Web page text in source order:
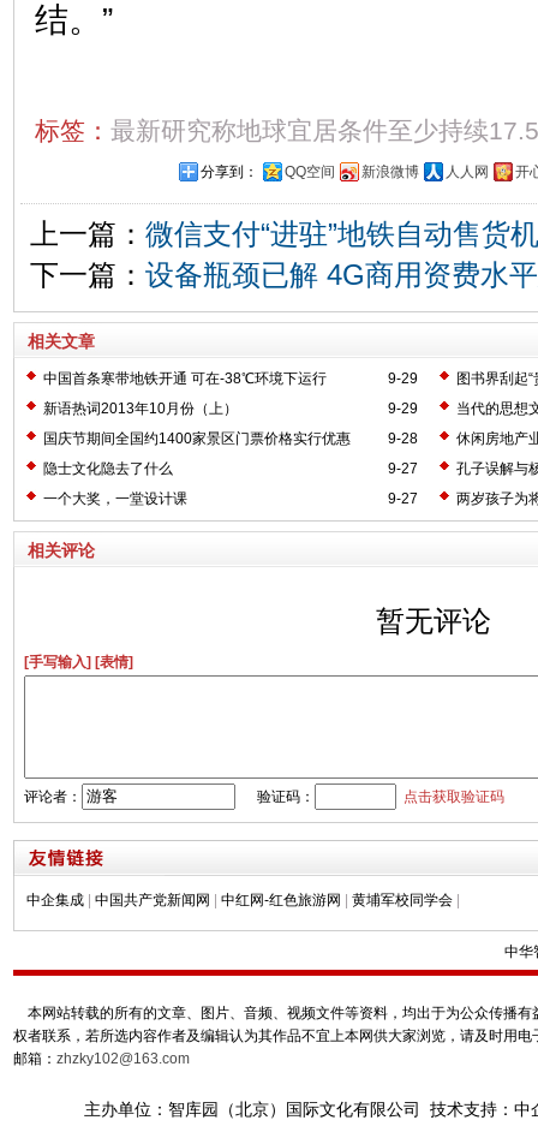
结。”
标签： 最新研究称地球宜居条件至少持续
分享到： QQ空间 新浪微博 人人网 开
上一篇： 微信支付“进驻”地铁自动售货
下一篇： 设备瓶颈已解 4G商用资费水
相关文章
9-29
中国首条寒带地铁开通 可在-38℃环境下运行
图书界刮起
9-29
新语热词2013年10月份（上）
当代的思想
9-28
国庆节期间全国约1400家景区门票价格实行优惠
休闲房地产
9-27
隐士文化隐去了什么
孔子误解与
9-27
一个大奖，一堂设计课 两岁孩子为
相关评论
暂无评论
[手写输入] [表情]
评论者： 验证码： 点击获取验证码
中企集成 | 中国共产党新闻网 | 中红网-红色旅游网 | 黄埔军校同学会 |
中华
本网站转载的所有的文章、图片、音频、视频文件等资料，均出于为公众传播
权者联系，若所选内容作者及编辑认为其作品不宜上本网供大家浏览，请及时用
邮箱： zhzky102@163.com
主办单位：智库园（北京）国际文化有限公司 技术支持：